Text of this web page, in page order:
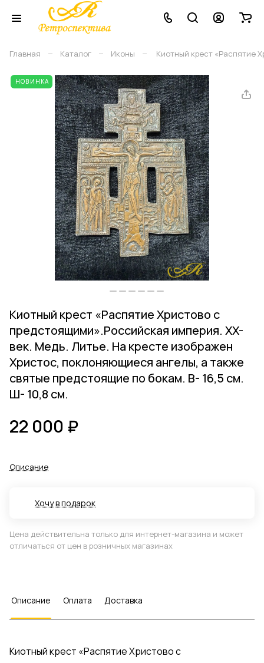
Главная – Каталог – Иконы – Киотный крест «Распятие
НОВИНКА
Киотный крест «Распятие Христово с
предстоящими».Российская империя. XX-
век. Медь. Литье. На кресте изображен
Христос, поклоняющиеся ангелы, а также
святые предстоящие по бокам. В- 16,5 см.
Ш- 10,8 см.
22 000 ₽
Описание
Хочу в подарок
Цена действительна только для интернет-магазина и может
отличаться от цен в розничных магазинах
Описание Оплата Доставка
Киотный крест «Распятие Христово с